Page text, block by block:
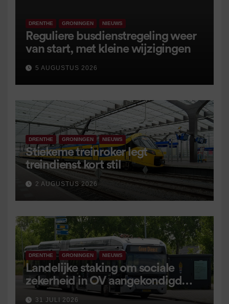
DRENTHE GRONINGEN NIEUWS
Reguliere busdienstregeling weer
van start, met kleine wijzigingen
5 AUGUSTUS 2026
DRENTHE GRONINGEN NIEUWS
Stiekeme treinroker legt
treindienst kort stil
2 AUGUSTUS 2026
DRENTHE GRONINGEN NIEUWS
Landelijke staking om sociale
zekerheid in OV aangekondigd
voor 9 september
31 JULI 2026